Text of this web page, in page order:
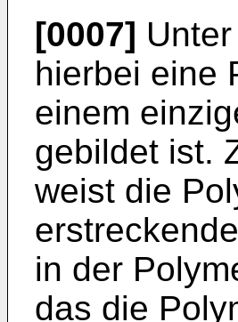
[0007]
hierbei eine
einem
gebildet ist.
weist die
in der
das die